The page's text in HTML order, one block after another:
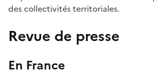
des collectivités territoriales.
Revue de presse
En France